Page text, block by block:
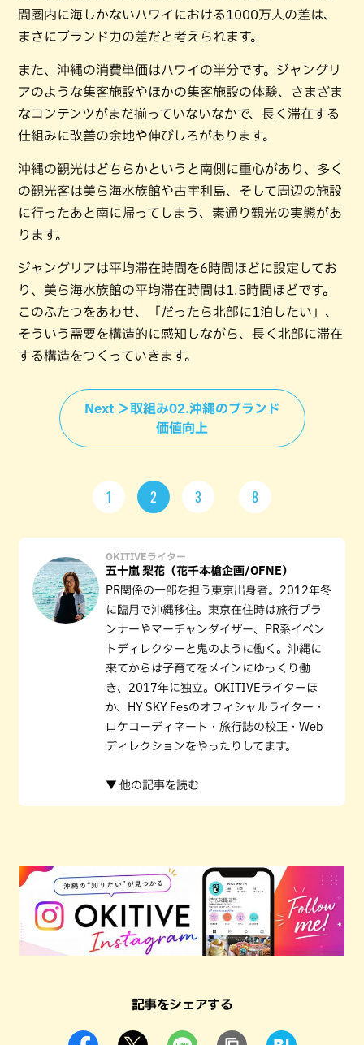
間圏内に海しかないハワイにおける1000万人の差は、
まさにブランド力の差だと考えられます。
また、沖縄の消費単価はハワイの半分です。ジャングリ
アのような集客施設やほかの集客施設の体験、さまざま
なコンテンツがまだ揃っていないなかで、長く滞在する
仕組みに改善の余地や伸びしろがあります。
沖縄の観光はどちらかというと南側に重心があり、多く
の観光客は美ら海水族館や古宇利島、そして周辺の施設
に行ったあと南に帰ってしまう、素通り観光の実態があ
ります。
ジャングリアは平均滞在時間を6時間ほどに設定してお
り、美ら海水族館の平均滞在時間は1.5時間ほどです。
このふたつをあわせ、「だったら北部に1泊したい」、
そういう需要を構造的に感知しながら、長く北部に滞在
する構造をつくっていきます。
Next ＞取組み02.沖縄のブランド
価値向上
1 2 3 8
OKITIVEライター
五十嵐 梨花（花千本槍企画/OFNE）
PR関係の一部を担う東京出身者。2012年冬
に臨月で沖縄移住。東京在住時は旅行プラ
ンナーやマーチャンダイザー、PR系イベン
トディレクターと鬼のように働く。沖縄に
来てからは子育てをメインにゆっくり働
き、2017年に独立。OKITIVEライターほ
か、HY SKY Fesのオフィシャルライター・
ロケコーディネート・旅行誌の校正・Web
ディレクションをやったりしてます。
▼ 他の記事を読む
記事をシェアする